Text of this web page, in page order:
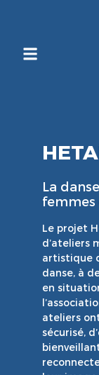
La
Le projet
d’ateliers
artistique
danse, à
en
ateliers
sécurisé,